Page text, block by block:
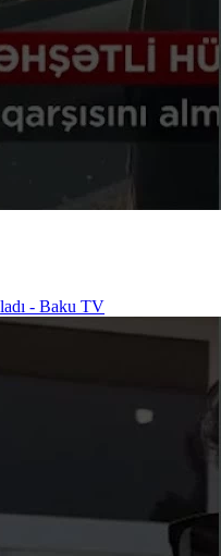
- Baku TV